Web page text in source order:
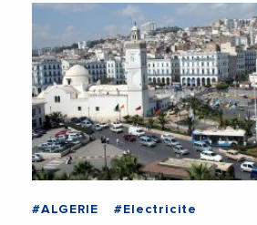
#ALGERIE #Electricite